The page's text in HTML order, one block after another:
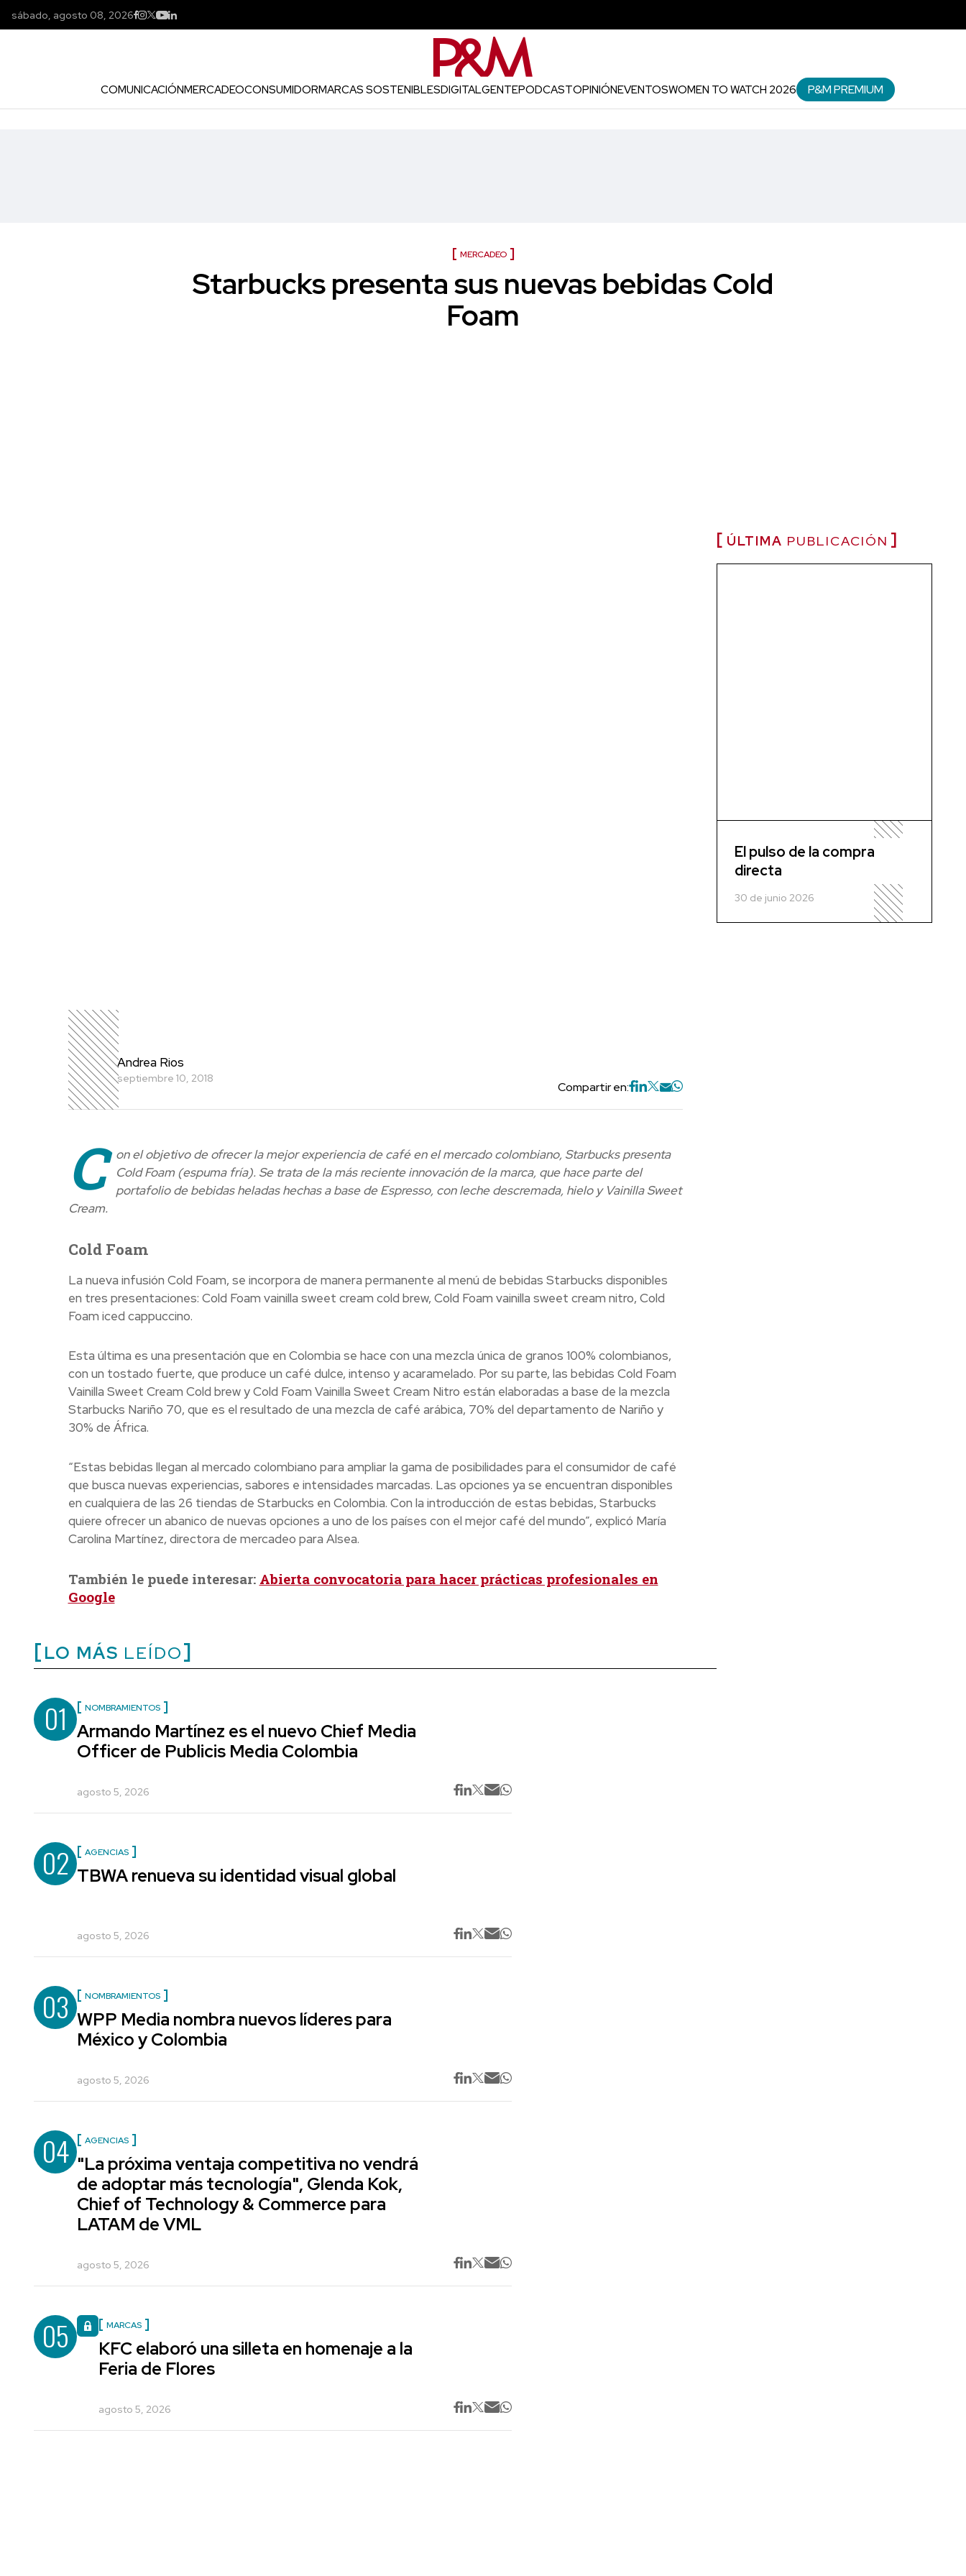
sábado, agosto 08, 2026
COMUNICACIÓNMERCADEOCONSUMIDORMARCAS SOSTENIBLESDIGITALGENTEPODCASTOPINIÓNEVENTOSWOMEN TO WATCH 2026 P&M PREMIUM
MERCADEO
Starbucks presenta sus nuevas bebidas Cold
Foam
Andrea Rios
septiembre 10, 2018
Compartir en:
C
on el objetivo de ofrecer la mejor experiencia de café en el mercado colombiano, Starbucks presenta
Cold Foam (espuma fría). Se trata de la más reciente innovación de la marca, que hace parte del
portafolio de bebidas heladas hechas a base de Espresso, con leche descremada, hielo y Vainilla Sweet
Cream.
Cold Foam
La nueva infusión Cold Foam, se incorpora de manera permanente al menú de bebidas Starbucks disponibles
en tres presentaciones: Cold Foam vainilla sweet cream cold brew, Cold Foam vainilla sweet cream nitro, Cold
Foam iced cappuccino.
Esta última es una presentación que en Colombia se hace con una mezcla única de granos 100% colombianos,
con un tostado fuerte, que produce un café dulce, intenso y acaramelado. Por su parte, las bebidas Cold Foam
Vainilla Sweet Cream Cold brew y Cold Foam Vainilla Sweet Cream Nitro están elaboradas a base de la mezcla
Starbucks Nariño 70, que es el resultado de una mezcla de café arábica, 70% del departamento de Nariño y
30% de África.
“Estas bebidas llegan al mercado colombiano para ampliar la gama de posibilidades para el consumidor de café
que busca nuevas experiencias, sabores e intensidades marcadas. Las opciones ya se encuentran disponibles
en cualquiera de las 26 tiendas de Starbucks en Colombia. Con la introducción de estas bebidas, Starbucks
quiere ofrecer un abanico de nuevas opciones a uno de los países con el mejor café del mundo”, explicó María
Carolina Martínez, directora de mercadeo para Alsea.
También le puede interesar: Abierta convocatoria para hacer prácticas profesionales en
Google
LO MÁS LEÍDO
01 NOMBRAMIENTOS
Armando Martínez es el nuevo Chief Media
Officer de Publicis Media Colombia
agosto 5, 2026
02 AGENCIAS
TBWA renueva su identidad visual global
agosto 5, 2026
03 NOMBRAMIENTOS
WPP Media nombra nuevos líderes para
México y Colombia
agosto 5, 2026
04 AGENCIAS
"La próxima ventaja competitiva no vendrá
de adoptar más tecnología", Glenda Kok,
Chief of Technology & Commerce para
LATAM de VML
agosto 5, 2026
05 MARCAS
KFC elaboró una silleta en homenaje a la
Feria de Flores
agosto 5, 2026
ÚLTIMA PUBLICACIÓN
El pulso de la compra
directa
30 de junio 2026